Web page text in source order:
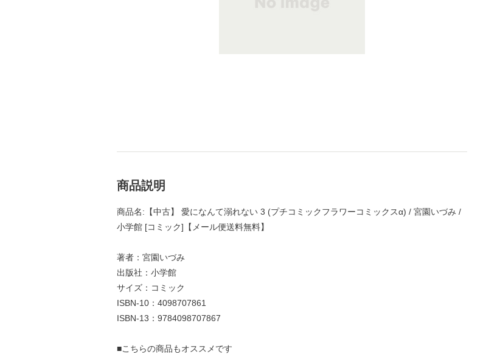
商品説明
商品名:【中古】 愛になんて溺れない 3 (プチコミックフラワーコミックスα) / 宮園いづみ /
小学館 [コミック]【メール便送料無料】
著者：宮園いづみ
出版社：小学館
サイズ：コミック
ISBN-10：4098707861
ISBN-13：9784098707867
■こちらの商品もオススメです